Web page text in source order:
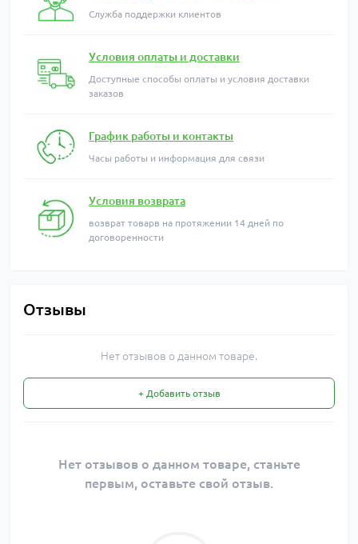
Служба поддержки клиентов
Условия оплаты и доставки
Доступные способы оплаты и условия доставки
заказов
График работы и контакты
Часы работы и информация для связи
Условия возврата
возврат товарв на протяжении 14 дней по
договоренности
Отзывы
Нет отзывов о данном товаре.
+ Добавить отзыв
Нет отзывов о данном товаре, станьте
первым, оставьте свой отзыв.